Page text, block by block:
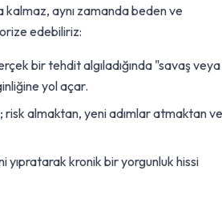
aynı zamanda beden ve
edebiliriz:
bir tehdit algıladığında "savaş veya
yol açar.
almaktan, yeni adımlar atmaktan
yıpratarak kronik bir yorgunluk hissi